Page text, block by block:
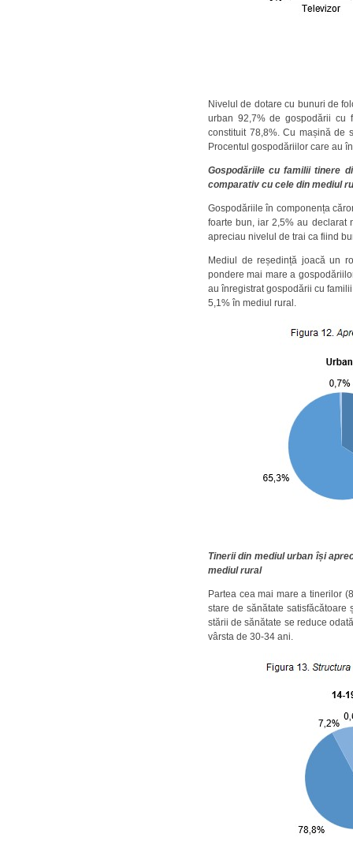
Nivelul de dotare cu bunuri de
urban 92,7% de gospodării cu
constituit 78,8%. Cu mașină de
Procentul gospodăriilor care au
Gospodăriile cu familii tinere
comparativ cu cele din mediul
Gospodăriile în componența
foarte bun, iar 2,5% au declarat
apreciau nivelul de trai ca fiind
Mediul de reședință joacă un
pondere mai mare a
au înregistrat gospodării cu
5,1% în mediul rural.
Tinerii din mediul urban își
mediul rural
Partea cea mai mare a tinerilor
stare de sănătate
stării de sănătate se reduce
vârsta de 30-34 ani.